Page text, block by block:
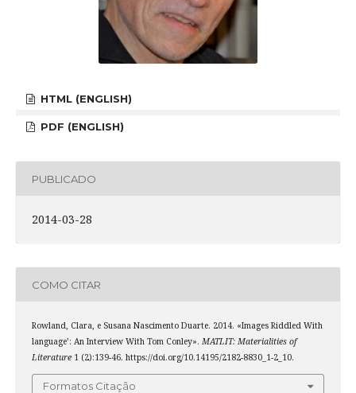
HTML (ENGLISH)
PDF (ENGLISH)
PUBLICADO
2014-03-28
COMO CITAR
Rowland, Clara, e Susana Nascimento Duarte. 2014. «Images Riddled With
language’: An Interview With Tom Conley». MATLIT: Materialities of
Literature1 (2):139-46. https://doi.org/10.14195/2182-8830_1-2_10.
Formatos Citação